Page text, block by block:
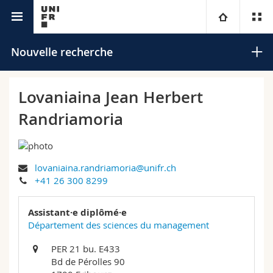
Université
Campus
Recherche
Université
Formation continue
Théologie
Droit
Sciences économiques et sociales et management
Lettres et sciences humaines
Sciences de l'éducation et de la formation
Vous êtes
Futurs étudiants
Etudiants
Médias
Chercheurs
Ressources
Annuaire du personnel
Plan d'accès
Bibliothèques
Nouvelle recherche
Rechercher
Recherche avancée
Lovaniaina Jean Herbert
Randriamoria
lovaniaina.randriamoria@unifr.ch
+41 26 300 8299
Assistant·e diplômé·e
Département des sciences du management
PER 21 bu. E433
Bd de Pérolles 90